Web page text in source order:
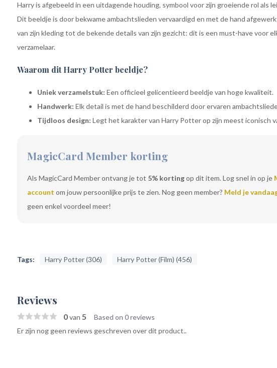
Harry is afgebeeld in een uitdagende houding, symbool voor zijn groeiende rol als
Dit beeldje is door bekwame ambachtslieden vervaardigd en met de hand
van zijn kleding tot de bekende details van zijn gezicht: dit is een must-have voor
verzamelaar.
Waarom dit Harry Potter beeldje?
Uniek verzamelstuk: Een officieel gelicentieerd beeldje van hoge kwaliteit.
Handwerk: Elk detail is met de hand beschilderd door ervaren
Tijdloos design: Legt het karakter van Harry Potter op zijn meest iconisch
MagicCard Member korting
Als MagicCard Member ontvang je tot 5% kortingop dit item. Log snel in op je
account om jouw persoonlijke prijs te zien. Nog geen member? Meld je
geen enkel voordeel meer!
Tags: Harry Potter (306) Harry Potter (Film) (456)
Reviews
0van 5
Based on 0 reviews
Er zijn nog geen reviews geschreven over dit product..